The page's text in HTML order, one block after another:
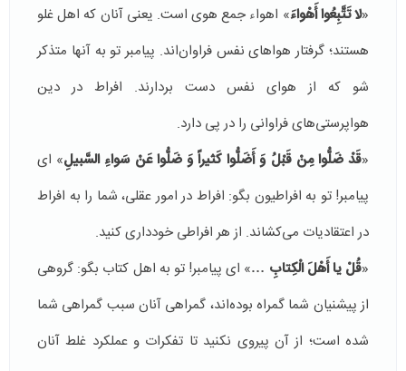
«لا تَتَّبِعُوا أَهْواءَ» اهواء‌ جمع هوی است. یعنی آنان كه اهل غلو
هستند؛ گرفتار هواهای نفس فراوان‌اند. پیامبر تو به آنها متذكر
شو كه از هوای نفس دست بردارند. افراط در دین
هواپرستی‌های فراوانی را در پی دارد.
«قَدْ ضَلُّوا مِنْ قَبْلُ وَ أَضَلُّوا كَثیراً وَ ضَلُّوا عَنْ سَواءِ السَّبیلِ» ای
پیامبر! تو به افراطیون بگو: افراط در امور عقلی، شما را به افراط
در اعتقادیات می‌كشاند. از هر افراطی خودداری كنید.
«قُلْ یا أَهْلَ الْكِتابِ …» ای پیامبر! تو به اهل كتاب بگو: گروهی
از پیشنیان شما گمراه بوده‌اند، گمراهی آنان سبب گمراهی شما
شده است؛ از آن پیروی نكنید تا تفكرات و عملكرد غلط آنان